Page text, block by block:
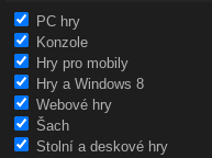
PC hry
Konzole
Hry pro mobily
Hry a Windows 8
Webové hry
Šach
Stolní a deskové hry